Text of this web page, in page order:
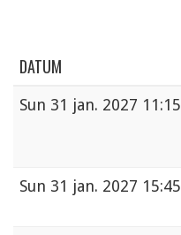
DATUM
Sun 31 jan. 2027 11:15
Sun 31 jan. 2027 15:45